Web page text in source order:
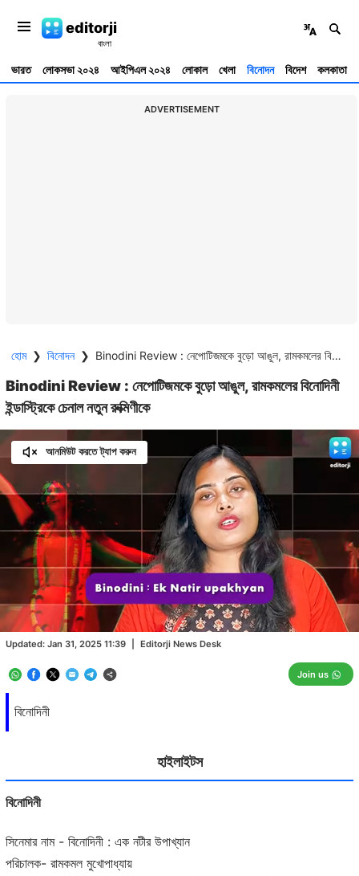
editorji
ভারত লোকসভা ২০২৪ আইপিএল ২০২৪ লোকাল খেলা বিনোদন বিদেশ কলকাতা
ADVERTISEMENT
হোম ❯ বিনোদন ❯ Binodini Review : নেপোটিজমকে বুড়ো আঙুল, রামকমলের বিনোদিনী ইন্ডাস্ট্রিকে চেনাল নতুন রুক্মিণীকে
Binodini Review : নেপোটিজমকে বুড়ো আঙুল, রামকমলের বিনোদিনী
ইন্ডাস্ট্রিকে চেনাল নতুন রুক্মিণীকে
বিনোদিনী
Updated: Jan 31, 2025 11:39 Editorji News Desk
Join us
আনমিউট করতে ট্যাপ করুন
Unmute
/
Loaded:
11.56%
হাইলাইটস
বিনোদিনী
সিনেমার নাম - বিনোদিনী : এক নটীর উপাখ্যান
পরিচালক- রামকমল মুখোপাধ্যায়